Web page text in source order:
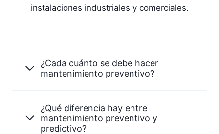
instalaciones industriales y comerciales.
¿Cada cuánto se debe hacer
mantenimiento preventivo?
¿Qué diferencia hay entre
mantenimiento preventivo y
predictivo?